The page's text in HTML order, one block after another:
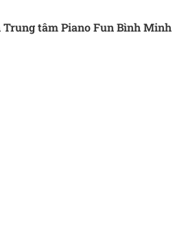
Trung tâm Piano Fun Bình Minh